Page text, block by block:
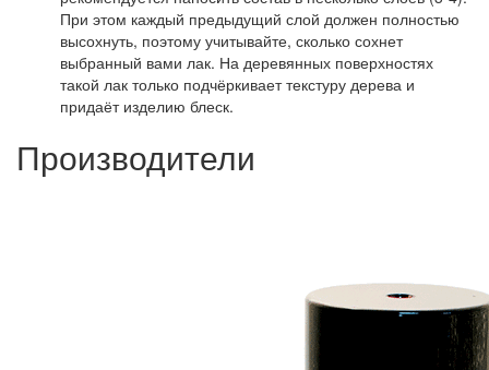
При этом каждый предыдущий слой должен полностью
высохнуть, поэтому учитывайте, сколько сохнет
выбранный вами лак. На деревянных поверхностях
такой лак только подчёркивает текстуру дерева и
придаёт изделию блеск.
Производители